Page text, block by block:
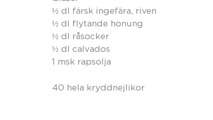
½ dl färsk ingefära, riven
½ dl flytande honung
½ dl råsocker
½ dl calvados
1 msk rapsolja
40 hela kryddnejlikor